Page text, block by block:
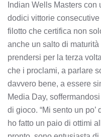
Indian Wells Masters
dodici vittorie
filotto che certifica non
anche un salto di maturità
prendersi per la terza
che i proclami, a parlare
davvero bene, a essere
Media Day,
di gioco. “Mi sento un
ho fatto un paio di ottimi